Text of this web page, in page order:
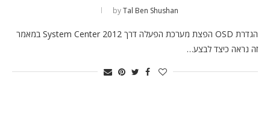
byTal Ben Shushan
הגדרת OSD הפצת מערכת הפעלה דרך System Center 2012 במאמר
זה נראה כיצד לבצע…